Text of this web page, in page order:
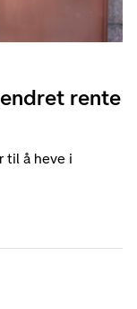
rente
til å heve i